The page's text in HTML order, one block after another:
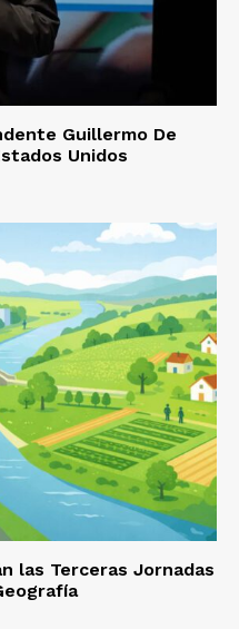
Guillermo De
Unidos
las Terceras Jornadas